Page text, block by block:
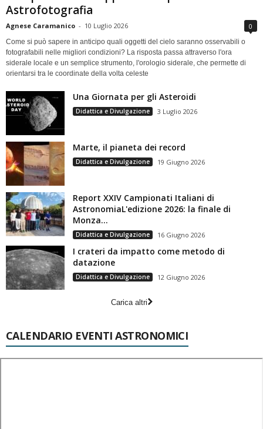
Astrofotografia
Agnese Caramanico - 10 Luglio 2026 0
Come si può sapere in anticipo quali oggetti del cielo saranno osservabili o
fotografabili nelle migliori condizioni? La risposta passa attraverso l'ora
siderale locale e un semplice strumento, l'orologio siderale, che permette di
orientarsi tra le coordinate della volta celeste
Una Giornata per gli Asteroidi
Didattica e Divulgazione 3 Luglio 2026
Marte, il pianeta dei record
Didattica e Divulgazione 19 Giugno 2026
Report XXIV Campionati Italiani di
AstronomiaL'edizione 2026: la finale di
Monza...
Didattica e Divulgazione 16 Giugno 2026
I crateri da impatto come metodo di
datazione
Didattica e Divulgazione 12 Giugno 2026
Carica altri
CALENDARIO EVENTI ASTRONOMICI